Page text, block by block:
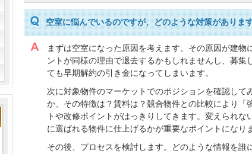
空室に悩んでいるのですが、どのような対策がありま
まずは空室になった原因を考えます。その原因が建
ントが同様の理由で退去するかもしれませんし、募
ても早期解約の引き金になってしまいます。
次に対象物件のマーケットでのポジションを確認し
か、その特徴は？賃料は？競合物件との比較により
トや改修ポイントがはっきりしてきます。変えられ
に選ばれる物件に仕上げるかが重要なポイントになり
その後、プロセスを検討します。どのような情報を